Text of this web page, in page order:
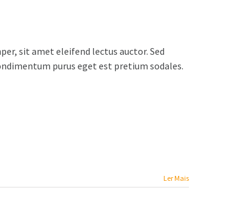
sit amet eleifend lectus auctor. Sed
purus eget est pretium sodales.
Ler Mais